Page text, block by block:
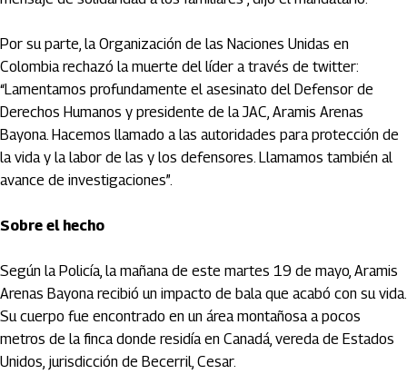
Por su parte, la Organización de las Naciones Unidas en
Colombia rechazó la muerte del líder a través de twitter:
“Lamentamos profundamente el asesinato del Defensor de
Derechos Humanos y presidente de la JAC, Aramis Arenas
Bayona. Hacemos llamado a las autoridades para protección de
la vida y la labor de las y los defensores. Llamamos también al
avance de investigaciones”.
Sobre el hecho
Según la Policía, la mañana de este martes 19 de mayo, Aramis
Arenas Bayona recibió un impacto de bala que acabó con su vida.
Su cuerpo fue encontrado en un área montañosa a pocos
metros de la finca donde residía en Canadá, vereda de Estados
Unidos, jurisdicción de Becerril, Cesar.